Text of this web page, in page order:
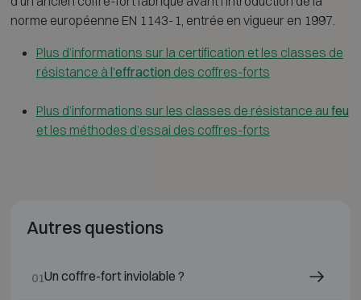
norme européenne EN 1143-1, entrée en vigueur en 1997.
Plus d’informations sur la certification et les classes de
résistance à l’effraction des coffres-forts
Plus d’informations sur les classes de résistance au feu
et les méthodes d’essai des coffres-forts
Autres questions
01Un coffre-fort inviolable ?